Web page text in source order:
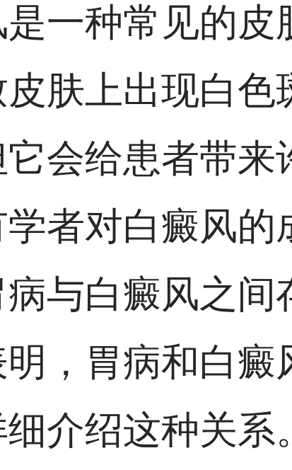
是一种常见的
皮肤上出现白
会给患者带
者对白癜风
与白癜风之
，胃病和白
介绍这种关系。